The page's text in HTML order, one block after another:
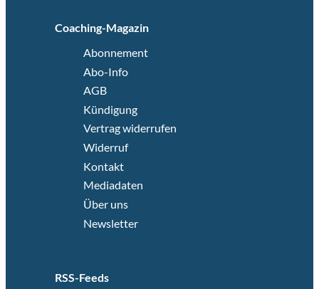
Coaching-Magazin
Abonnement
Abo-Info
AGB
Kündigung
Vertrag widerrufen
Widerruf
Kontakt
Mediadaten
Über uns
Newsletter
RSS-Feeds